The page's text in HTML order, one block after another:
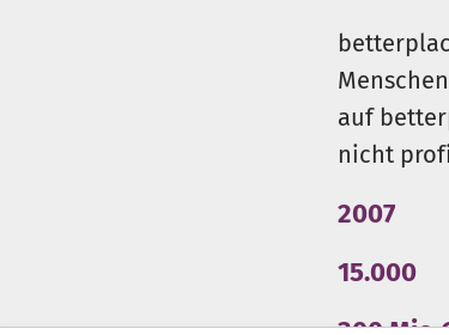
auf
nicht
2007
15.000